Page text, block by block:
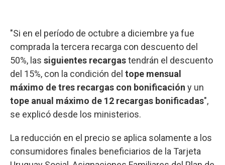
"Si en el período de octubre a diciembre ya fue
comprada la tercera recarga con descuento del
50%, las siguientes recargastendrán el descuento
del 15%, con la condición del tope mensual
máximo de tres recargas con bonificación y un
tope anual máximo de 12 recargas bonificadas",
se explicó desde los ministerios.
La reducción en el precio se aplica solamente a los
consumidores finales beneficiarios de la Tarjeta